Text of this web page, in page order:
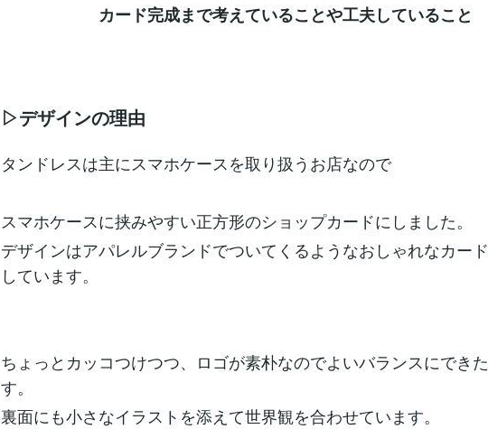
カード完成まで考えていることや工夫していること
▷デザインの理由
タンドレスは主にスマホケースを取り扱うお店なので
スマホケースに挟みやすい正方形のショップカードにしました。
デザインはアパレルブランドでついてくるようなおしゃれなカー
しています。
ちょっとカッコつけつつ、ロゴが素朴なのでよいバランスにでき
す。
裏面にも小さなイラストを添えて世界観を合わせています。